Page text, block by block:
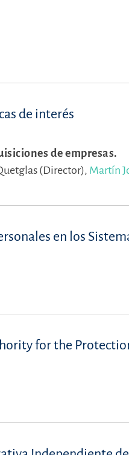
de interés
de empresas.
(Director), Martín
en los
for the